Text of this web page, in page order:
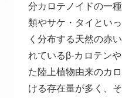
分カロテノイドの一
類やサケ・タイとい
く分布する天然の赤
れているβ-カロテン
た陸上植物由来のカ
ける存在量が多く、